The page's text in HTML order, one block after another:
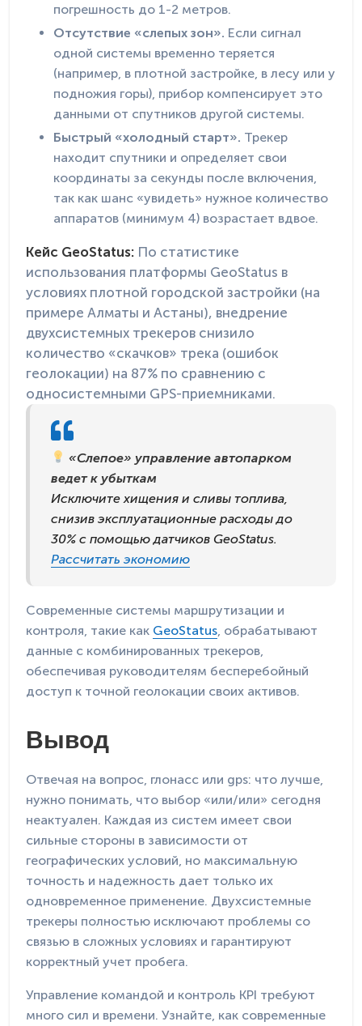
погрешность до 1-2 метров.
Отсутствие «слепых зон». Если сигнал
одной системы временно теряется
(например, в плотной застройке, в лесу или у
подножия горы), прибор компенсирует это
данными от спутников другой системы.
Быстрый «холодный старт». Трекер
находит спутники и определяет свои
координаты за секунды после включения,
так как шанс «увидеть» нужное количество
аппаратов (минимум 4) возрастает вдвое.
Кейс GeoStatus: По статистике
использования платформы GeoStatus в
условиях плотной городской застройки (на
примере Алматы и Астаны), внедрение
двухсистемных трекеров снизило
количество «скачков» трека (ошибок
геолокации) на 87% по сравнению с
односистемными GPS-приемниками.
«Слепое» управление автопарком
ведет к убыткам
Исключите хищения и сливы топлива,
снизив эксплуатационные расходы до
30% с помощью датчиков GeoStatus.
Рассчитать экономию
Современные системы маршрутизации и
контроля, такие как GeoStatus , обрабатывают
данные с комбинированных трекеров,
обеспечивая руководителям бесперебойный
доступ к точной геолокации своих активов.
Вывод
Отвечая на вопрос, глонасс или gps: что лучше,
нужно понимать, что выбор «или/или» сегодня
неактуален. Каждая из систем имеет свои
сильные стороны в зависимости от
географических условий, но максимальную
точность и надежность дает только их
одновременное применение. Двухсистемные
трекеры полностью исключают проблемы со
связью в сложных условиях и гарантируют
корректный учет пробега.
Управление командой и контроль KPI требуют
много сил и времени. Узнайте, как современные